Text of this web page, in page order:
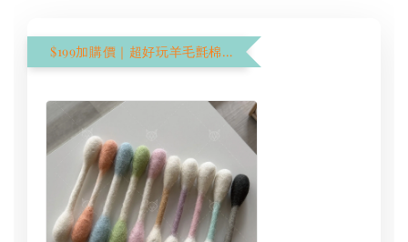
$199加購價｜超好玩羊毛氈棉花棒